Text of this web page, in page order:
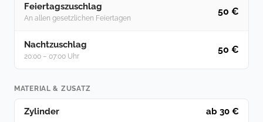
Feiertagszuschlag
An allen gesetzlichen Feiertagen
50 €
Nachtzuschlag
20:00 – 07:00 Uhr
50 €
MATERIAL & ZUSATZ
Zylinder ab 30 €